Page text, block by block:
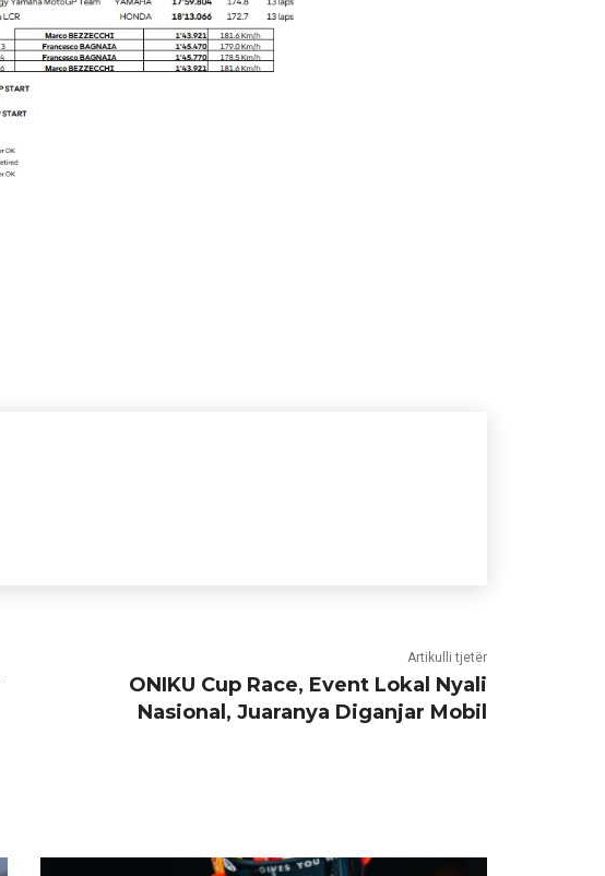
Artikulli tjetër
ONIKU Cup Race, Event Lokal Nyali
Nasional, Juaranya Diganjar Mobil